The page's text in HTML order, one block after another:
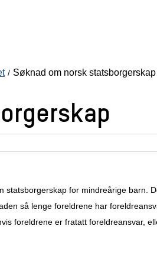
Søknad om norsk statsborgerskap
for mindreårige barn.
så lenge foreldrene har
foreldrene er fratatt foreldreansvar,